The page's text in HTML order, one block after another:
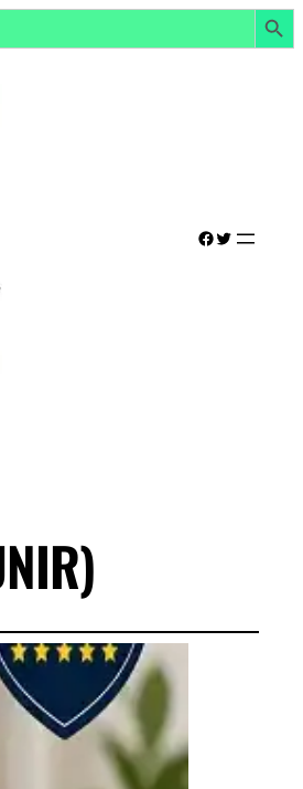
Botón de
Facebook
Twitter